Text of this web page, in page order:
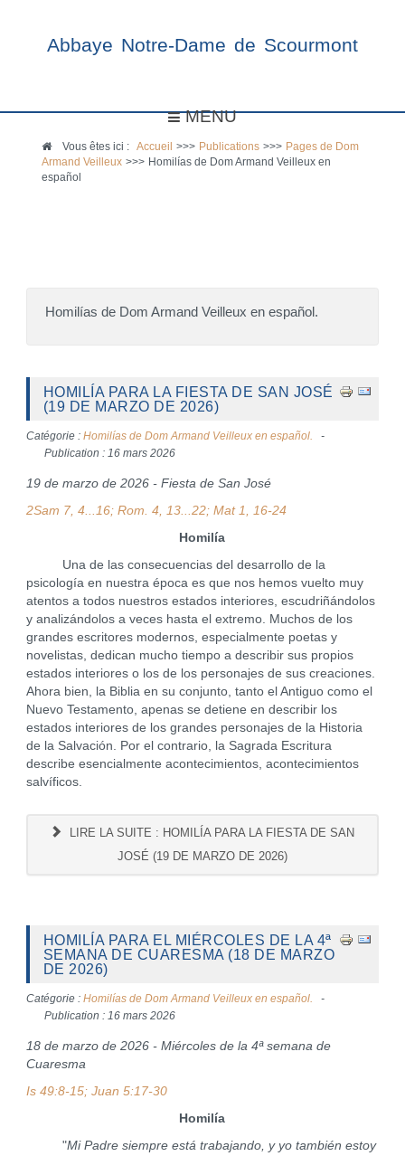
Abbaye Notre-Dame de Scourmont
MENU
Vous êtes ici :Accueil >>> Publications >>> Pages de Dom
Armand Veilleux >>> Homilías de Dom Armand Veilleux en
español
Homilías de Dom Armand Veilleux en español.
HOMILÍA PARA LA FIESTA DE SAN JOSÉ
(19 DE MARZO DE 2026)
Catégorie : Homilías de Dom Armand Veilleux en español.
Publication : 16 mars 2026
19 de marzo de 2026 - Fiesta de San José
2Sam 7, 4...16; Rom. 4, 13...22; Mat 1, 16-24
Homilía
Una de las consecuencias del desarrollo de la
psicología en nuestra época es que nos hemos vuelto muy
atentos a todos nuestros estados interiores, escudriñándolos
y analizándolos a veces hasta el extremo. Muchos de los
grandes escritores modernos, especialmente poetas y
novelistas, dedican mucho tiempo a describir sus propios
estados interiores o los de los personajes de sus creaciones.
Ahora bien, la Biblia en su conjunto, tanto el Antiguo como el
Nuevo Testamento, apenas se detiene en describir los
estados interiores de los grandes personajes de la Historia
de la Salvación. Por el contrario, la Sagrada Escritura
describe esencialmente acontecimientos, acontecimientos
salvíficos.
LIRE LA SUITE : HOMILÍA PARA LA FIESTA DE SAN
JOSÉ (19 DE MARZO DE 2026)
HOMILÍA PARA EL MIÉRCOLES DE LA 4ª
SEMANA DE CUARESMA (18 DE MARZO
DE 2026)
Catégorie : Homilías de Dom Armand Veilleux en español.
Publication : 16 mars 2026
18 de marzo de 2026 - Miércoles de la 4ª semana de
Cuaresma
Is 49:8-15; Juan 5:17-30
Homilía
"Mi Padre siempre está trabajando, y yo también estoy